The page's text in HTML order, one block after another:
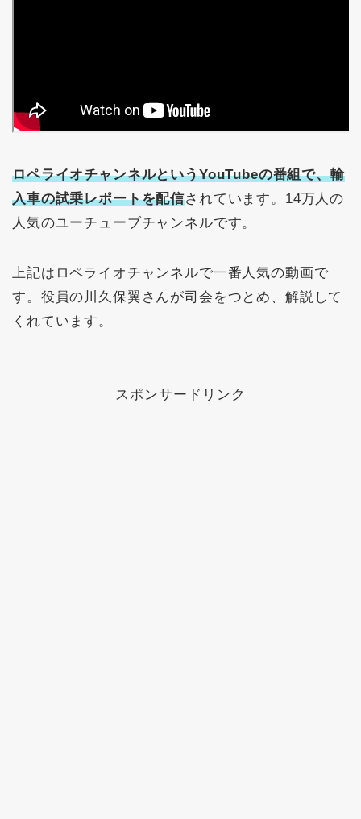
ロペライオチャンネルというYouTubeの番組で、輸
入車の試乗レポートを配信されています。14万人の
人気のユーチューブチャンネルです。
上記はロペライオチャンネルで一番人気の動画で
す。役員の川久保翼さんが司会をつとめ、解説して
くれています。
スポンサードリンク